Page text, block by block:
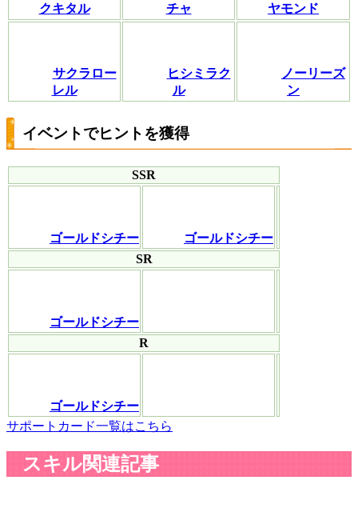
クキタル
チャ
ヤモンド
サクラロー
レル
ヒシミラク
ル
ノーリーズ
ン
イベントでヒントを獲得
SSR
ゴールドシチー
ゴールドシチー
SR
ゴールドシチー
R
ゴールドシチー
サポートカード一覧はこちら
スキル関連記事